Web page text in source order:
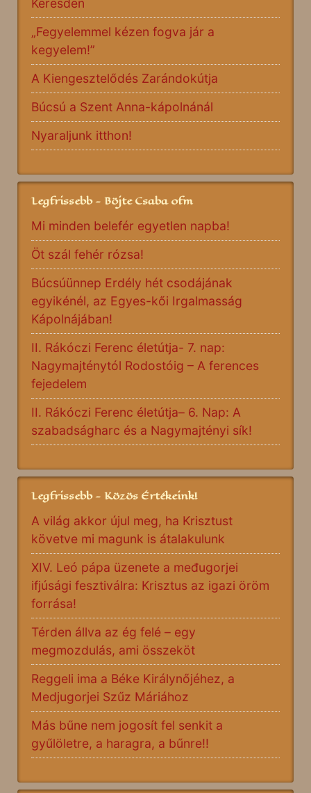
Keresden
„Fegyelemmel kézen fogva jár a
kegyelem!”
A Kiengesztelődés Zarándokútja
Búcsú a Szent Anna-kápolnánál
Nyaraljunk itthon!
Legfrissebb - Böjte Csaba ofm
Mi minden belefér egyetlen napba!
Öt szál fehér rózsa!
Búcsúünnep Erdély hét csodájának
egyikénél, az Egyes-kői Irgalmasság
Kápolnájában!
II. Rákóczi Ferenc életútja- 7. nap:
Nagymajténytól Rodostóig – A ferences
fejedelem
II. Rákóczi Ferenc életútja– 6. Nap: A
szabadságharc és a Nagymajtényi sík!
Legfrissebb - Közös Értékeink!
A világ akkor újul meg, ha Krisztust
követve mi magunk is átalakulunk
XIV. Leó pápa üzenete a međugorjei
ifjúsági fesztiválra: Krisztus az igazi öröm
forrása!
Térden állva az ég felé – egy
megmozdulás, ami összeköt
Reggeli ima a Béke Királynőjéhez, a
Medjugorjei Szűz Máriához
Más bűne nem jogosít fel senkit a
gyűlöletre, a haragra, a bűnre!!